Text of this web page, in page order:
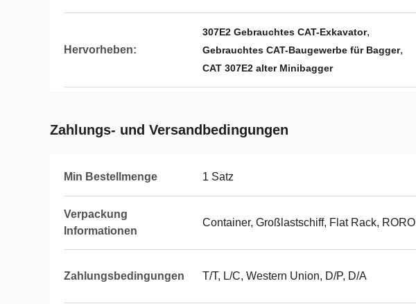
Hervorheben:
307E2 Gebrauchtes CAT-Exkavator,
Gebrauchtes CAT-Baugewerbe für Bagger,
CAT 307E2 alter Minibagger
Zahlungs- und Versandbedingungen
Min Bestellmenge 1 Satz
Verpackung
Informationen
Container, Großlastschiff, Flat Rack, RORO
Zahlungsbedingungen T/T, L/C, Western Union, D/P, D/A